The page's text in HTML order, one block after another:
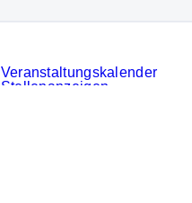
Veranstaltungskalender
Stellenanzeigen